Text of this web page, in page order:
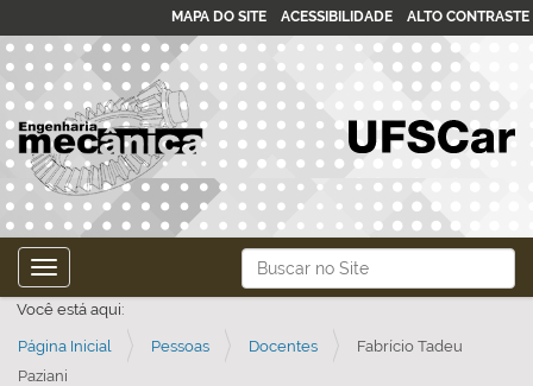
Busca
Busca Avançada…
MAPA DO SITE ACESSIBILIDADE ALTO CONTRASTE
Toggle navigation
Você está aqui:
Página Inicial Pessoas Docentes
Fabrício Tadeu
Paziani